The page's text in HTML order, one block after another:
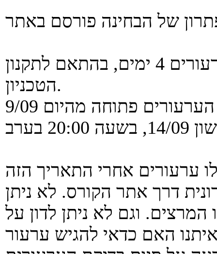
תקופת הערעורים: משך תקופת הערעורים 4 ימים, בהתאם לתקנון
הטכניון.
פתוחה מהיום 9/09
דרך אתר הקורס. לא ניתן
וגם לא ניתן לדון על